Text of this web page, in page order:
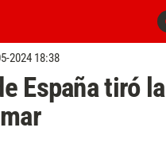
2024 18:38
España tiró la